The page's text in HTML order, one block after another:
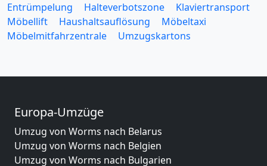
Entrümpelung
Halteverbotszone
Klaviertransport
Möbellift
Haushaltsauflösung
Möbeltaxi
Möbelmitfahrzentrale
Umzugskartons
Europa-Umzüge
Umzug von Worms nach Belarus
Umzug von Worms nach Belgien
Umzug von Worms nach Bulgarien